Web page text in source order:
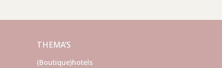
THEMA’S
(Boutique)hotels